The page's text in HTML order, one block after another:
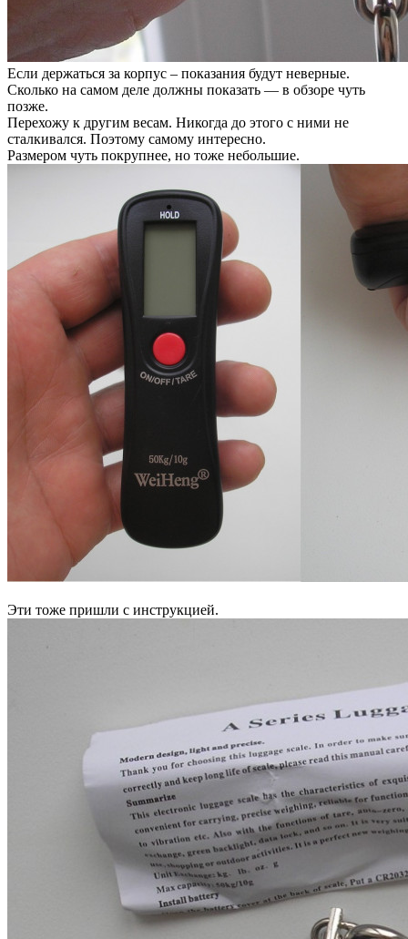
Если держаться за корпус – показания будут неверные.
Сколько на самом деле должны показать — в обзоре чуть
позже.
Перехожу к другим весам. Никогда до этого с ними не
сталкивался. Поэтому самому интересно.
Размером чуть покрупнее, но тоже небольшие.
Эти тоже пришли с инструкцией.